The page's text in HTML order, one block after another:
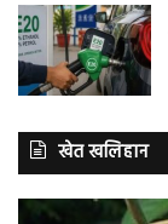
खेत खलिहान